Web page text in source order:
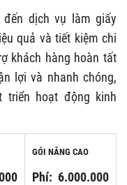
đến dịch vụ làm giấy
quả và tiết kiệm chi
khách hàng hoàn tất
lợi và nhanh chóng,
triển hoạt động kinh
GÓI NÂNG CAO
Phí: 6.000.000